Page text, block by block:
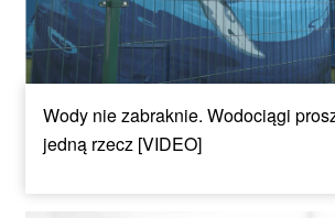
Wody nie zabraknie. Wodociągi
jedną rzecz [VIDEO]